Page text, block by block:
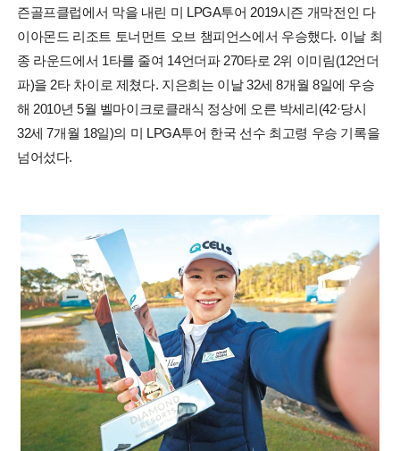
즌골프클럽에서 막을 내린 미 LPGA투어 2019시즌 개막전인 다
이아몬드 리조트 토너먼트 오브 챔피언스에서 우승했다. 이날 최
종 라운드에서 1타를 줄여 14언더파 270타로 2위 이미림(12언더
파)을 2타 차이로 제쳤다. 지은희는 이날 32세 8개월 8일에 우승
해 2010년 5월 벨마이크로클래식 정상에 오른 박세리(42·당시
32세 7개월 18일)의 미 LPGA투어 한국 선수 최고령 우승 기록을
넘어섰다.